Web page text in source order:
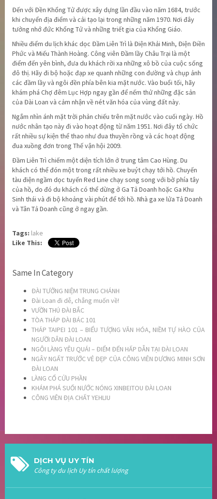
Đến với Đền Khổng Tử được xây dựng lần đầu vào năm 1684, trước
khi chuyển địa điểm và cải tạo lại trong những năm 1970. Nơi đây
tưởng nhớ đức Khổng Tử và những triết gia của Khổng Giáo.
Nhiều điểm du lịch khác dọc Đầm Liên Trì là Điện Khải Minh, Điện Điền
Phức và Miếu Thành Hoàng. Công viên Đầm lầy Châu Trại là một
điểm đến yên bình, đưa du khách rời xa những xô bồ của cuộc sống
đô thị. Hãy đi bộ hoặc đạp xe quanh những con đường và chụp ảnh
các đầm lầy và ngôi đền phía bên kia mặt nước. Vào buổi tối, hãy
khám phá Chợ đêm Lục Hợp ngay gần để nếm thử những đặc sản
của Đài Loan và cảm nhận về nét văn hóa của vùng đất này.
Ngắm nhìn ánh mặt trời phản chiếu trên mặt nước vào cuối ngày. Hồ
nước nhân tạo này đi vào hoạt động từ năm 1951. Nơi đây tổ chức
rất nhiều sự kiện thể thao như đua thuyền rồng và các hoạt động
đua xuồng đơn trong Thế vận hội 2009.
Đầm Liên Trì chiếm một diện tích lớn ở trung tâm Cao Hùng. Du
khách có thể đón một trong rất nhiều xe buýt chạy tới hồ. Chuyến
tàu điện ngầm dọc tuyến Red Line chạy song song với bờ phía tây
của hồ, do đó du khách có thể dừng ở Ga Tả Doanh hoặc Ga Khu
Sinh thái và đi bộ khoảng vài phút để tới hồ. Nhà ga xe lửa Tả Doanh
và Tân Tả Doanh cũng ở ngay gần.
Tags: lake
Like This:
Same In Category
ĐÀI TƯỞNG NIỆM TRUNG CHÁNH
Đài Loan đi dễ, chẳng muốn về!
VƯỜN THÚ ĐÀI BẮC
TÒA THÁP ĐÀI BÁC 101
THÁP TAIPEI 101 – BIỂU TƯỢNG VĂN HÓA, NIỀM TỰ HÀO CỦA
NGƯỜI DÂN ĐÀI LOAN
NGÔI LÀNG YÊU QUÁI – ĐIỂM ĐẾN HẤP DẪN TẠI ĐÀI LOAN
NGÂY NGẤT TRƯỚC VẺ ĐẸP CỦA CÔNG VIÊN DƯƠNG MINH SƠN
ĐÀI LOAN
LÀNG CỔ CỬU PHẦN
KHÁM PHÁ SUỐI NƯỚC NÓNG XINBEITOU ĐÀI LOAN
CÔNG VIÊN ĐỊA CHẤT YEHLIU
DỊCH VỤ UY TÍN
Công ty du lịch Uy tín chất lượng